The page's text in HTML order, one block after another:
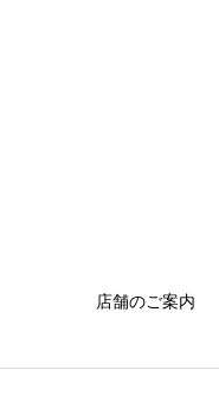
店舗のご案内